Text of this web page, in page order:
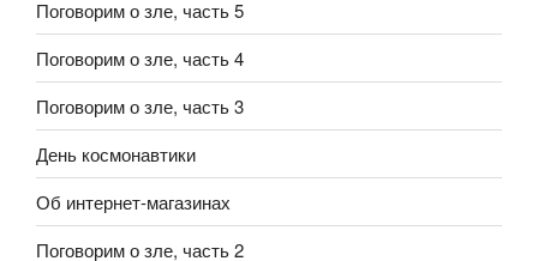
Поговорим о зле, часть 5
Поговорим о зле, часть 4
Поговорим о зле, часть 3
День космонавтики
Об интернет-магазинах
Поговорим о зле, часть 2